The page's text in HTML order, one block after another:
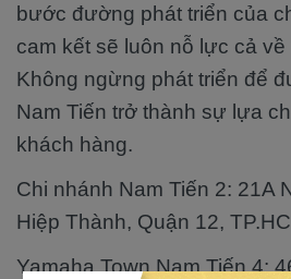
bước đường phát triển của
cam kết sẽ luôn nỗ lực cả
Không ngừng phát triển để
Nam Tiến trở thành sự lựa
khách hàng.
Chi nhánh Nam Tiến 2: 21A
Hiệp Thành, Quận 12,
Yamaha Town Nam Tiến 4: